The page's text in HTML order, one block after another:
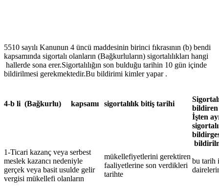
5510 sayılı Kanunun 4 üncü maddesinin birinci fıkrasının (b) bendi
kapsamında sigortalı olanların (Bağkurluların) sigortalılıkları hangi
hallerde sona erer.Sigortalılığın son bulduğu tarihin 10 gün içinde
bildirilmesi gerekmektedir.Bu bildirimi kimler yapar .
4-b li (Bağkurlu) kapsamı sigortalılık bitiş tarihi
İşten
1-Ticari kazanç veya serbest
meslek kazancı nedeniyle
gerçek veya basit usulde gelir
vergisi mükellefi olanların
mükellefiyetlerini gerektiren
faaliyetlerine son verdikleri
tarihte
bu tarih